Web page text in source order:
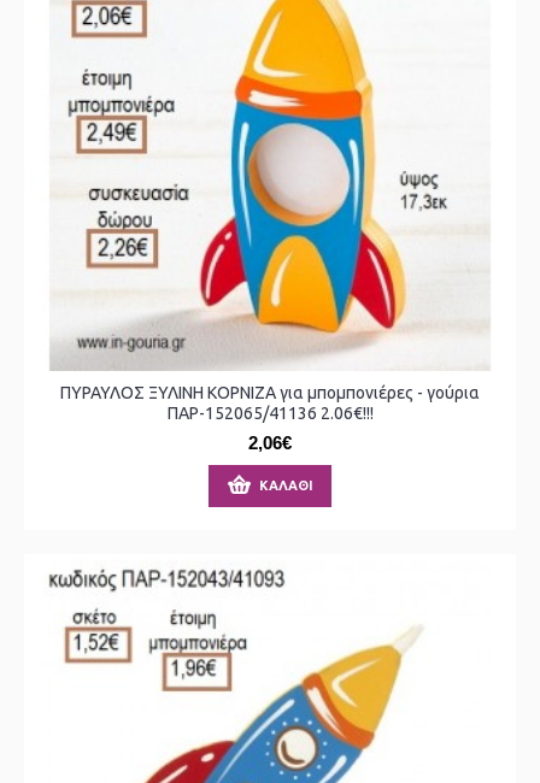
ΠΥΡΑΥΛΟΣ ΞΥΛΙΝΗ ΚΟΡΝΙΖΑ για μπομπονιέρες - γούρια
ΠΑΡ-152065/41136 2.06€!!!
2,06€
ΚΑΛΆΘΙ